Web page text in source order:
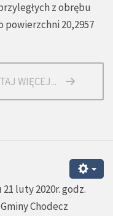
z obrębu
powierzchni 20,2957
WIĘCEJ...
luty 2020r. godz.
Chodecz